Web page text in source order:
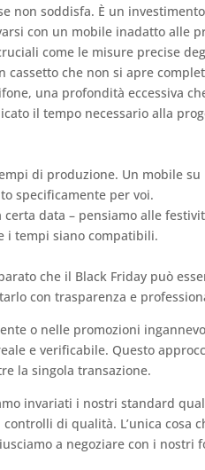
non soddisfa. È un
con un mobile inadatto alle
come le misure precise
cassetto che non si apre
una profondità eccessiva
il tempo necessario alla
di produzione. Un mobile
specificamente per voi.
data – pensiamo alle
i tempi siano compatibili.
che il Black Friday può
con trasparenza e
o nelle promozioni
e verificabile. Questo
la singola transazione.
invariati i nostri standard
di qualità. L’unica cosa
a negoziare con i nostri